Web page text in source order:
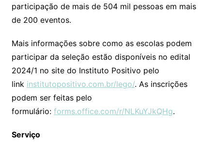
participação de mais de 504 mil pessoas em mais
de 200 eventos.
Mais informações sobre como as escolas podem
participar da seleção estão disponíveis no edital
2024/1 no site do Instituto Positivo pelo
link institutopositivo.com.br/lego/. As inscrições
podem ser feitas pelo
formulário: forms.office.com/r/NLKuYJkQHg.
Serviço